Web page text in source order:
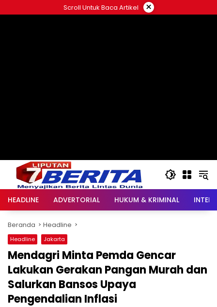
ke
Scroll Untuk Baca Artikel ×
HEADLINE ADVERTORIAL HUKUM & KRIMINAL
Beranda Headline
Headline Jakarta
Mendagri Minta Pemda Gencar
Lakukan Gerakan Pangan Murah dan
Salurkan Bansos Upaya
Pengendalian Inflasi